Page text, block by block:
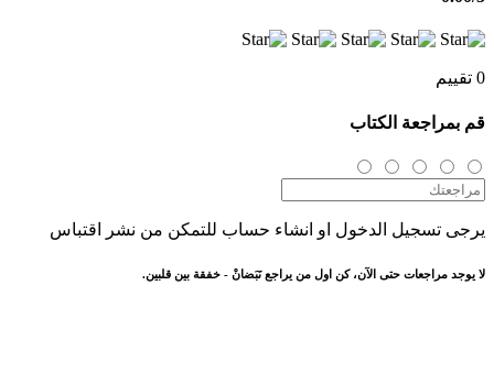
0 تقييم
قم بمراجعة الكتاب
يرجى تسجيل الدخول او انشاء حساب للتمكن من نشر اقتباس
لا يوجد مراجعات حتى الآن، كن اول من يراجع نَبَضانْ - خفقة بين قلبين.